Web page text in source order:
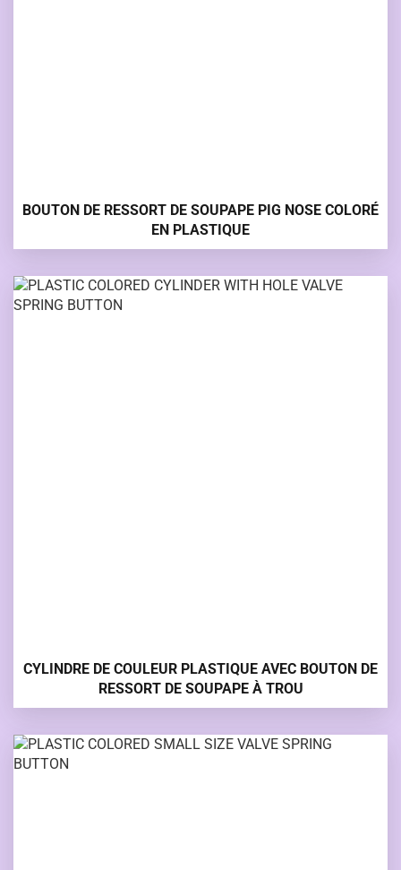
BOUTON DE RESSORT DE SOUPAPE PIG NOSE COLORÉ
EN PLASTIQUE
CYLINDRE DE COULEUR PLASTIQUE AVEC BOUTON DE
RESSORT DE SOUPAPE À TROU